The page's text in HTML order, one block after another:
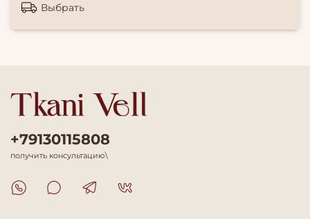
Выбрать
+79130115808
получить консультацию\